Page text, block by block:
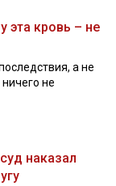
эта кровь – не
а не
не
наказал